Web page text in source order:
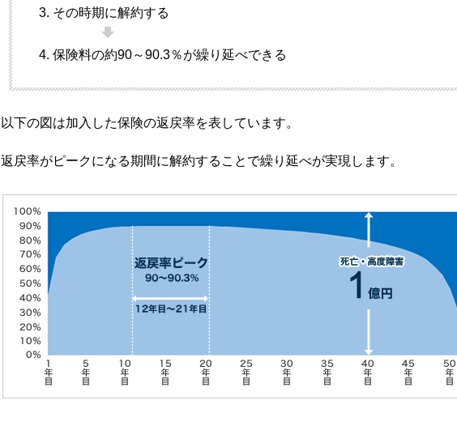
その時期に解約する
保険料の約90～90.3％が繰り延べできる
以下の図は加入した保険の返戻率を表しています。
返戻率がピークになる期間に解約することで繰り延べが実現します。